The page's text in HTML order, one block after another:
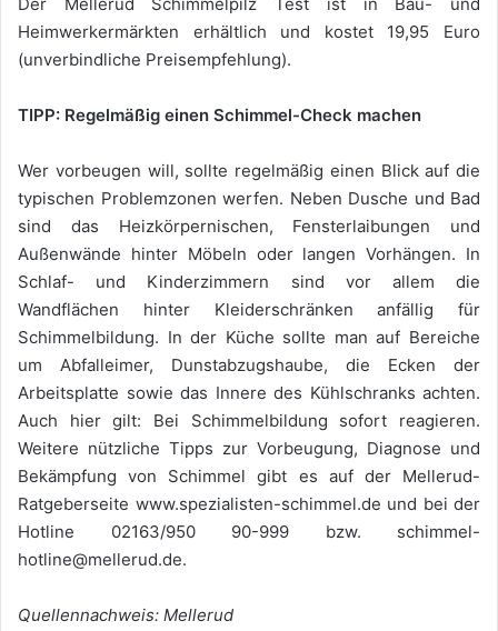
Der Mellerud Schimmelpilz Test ist in Bau- und
Heimwerkermärkten erhältlich und kostet 19,95 Euro
(unverbindliche Preisempfehlung).
TIPP: Regelmäßig einen Schimmel-Check machen
Wer vorbeugen will, sollte regelmäßig einen Blick auf die
typischen Problemzonen werfen. Neben Dusche und Bad
sind das Heizkörpernischen, Fensterlaibungen und
Außenwände hinter Möbeln oder langen Vorhängen. In
Schlaf- und Kinderzimmern sind vor allem die
Wandflächen hinter Kleiderschränken anfällig für
Schimmelbildung. In der Küche sollte man auf Bereiche
um Abfalleimer, Dunstabzugshaube, die Ecken der
Arbeitsplatte sowie das Innere des Kühlschranks achten.
Auch hier gilt: Bei Schimmelbildung sofort reagieren.
Weitere nützliche Tipps zur Vorbeugung, Diagnose und
Bekämpfung von Schimmel gibt es auf der Mellerud-
Ratgeberseite www.spezialisten-schimmel.de und bei der
Hotline 02163/950 90-999 bzw. schimmel-
hotline@mellerud.de.
Quellennachweis: Mellerud